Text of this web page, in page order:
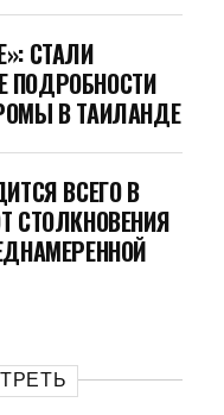
СТАЛИ
ПОДРОБНОСТИ
В ТАИЛАНДЕ
ВСЕГО В
СТОЛКНОВЕНИЯ